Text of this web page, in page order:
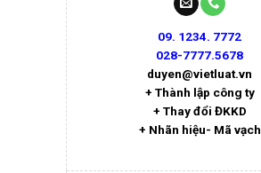
09. 1234. 7772
028-7777.5678
duyen@vietluat.vn
+ Thành lập công ty
+ Thay đổi ĐKKD
+ Nhãn hiệu- Mã vạch